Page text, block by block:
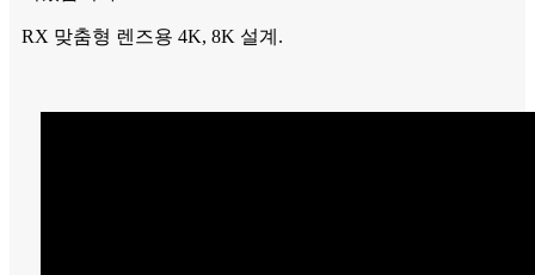
RX 맞춤형 렌즈용 4K, 8K 설계.